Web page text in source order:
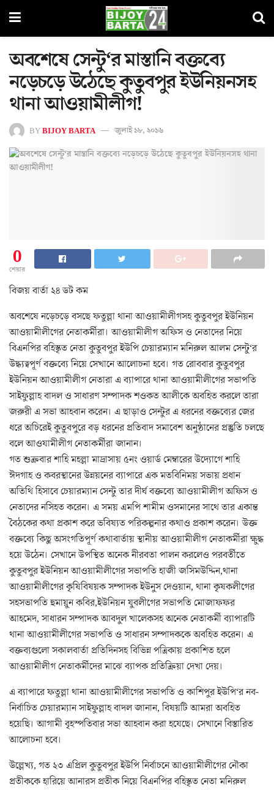
অবশেষে সেন্টু‘র মাস্তানি বক্তব্যে
নড়েচড়ে উঠেছে কুতুবপুর ইউনিয়নসহ
থানা আওয়ামীলীগ‌‍‍‌‌‌‌!
BYBIJOY BARTA জুলাই ১৮, ২০১৬
0
শেয়ার
বিজয় বার্তা ২৪ ডট কম
অবশেষে নড়েচড়ে বসছে ফতুল্লা থানা আওয়ামীলীগসহ কুতুবপুর ইউনিয়ন
আওয়ামীলীগের নেতাকর্মীরা। আওয়ামীলীগ অফিস ও নেতাদের নিয়ে
বিএনপির বহিস্কৃত নেতা কুতুবপুর ইউপি চেয়ারম্যান মনিরুল আলম সেন্টু‘র
উদ্ধ্যত্বপূর্ণ বক্তব্যে নিয়ে সেখানে আলোচনা হবে। গত রোববার কুতুবপুর
ইউনিয়ন আওয়ামীলীগ নেতারা এ ব্যাপারে থানা আওয়ামীলীগের সভাপতি
সাইফুল্লাহ বাদল ও সাধারণ সম্পাদক শওকত আলীকে অবহিত করলে তারা
জরুরী এ সভা আহবান করেন। এ ছাড়াও সেন্টুর এ ধরনের বক্তব্যের জের
ধরে অচিরেই কুতুবপুরে বড় ধরনের প্রতিবাদ সমাবেশ অনুষ্ঠানের প্রস্তুতি চলছে
বলে আওযামীলীগ নেতাকর্মীরা জানান।
গত শুক্রবার শাহি মহল্লা মাদ্রাসায় ৫নং ওয়ার্ড মেম্বারের উদ্যোগে শাহি
ঈদগাহ ও কবরস্থানের উন্নয়নের ব্যাপারে এক মতবিনিময় সভায় প্রধান
অতিথি হিসাবে চেয়ারম্যান সেন্টু তার দীর্ঘ বক্তব্যে আওয়ামীলীগ অফিস ও
নেতাদের নসিহত করেন। এ সময় এমপি শামীম ওসমানের সাথে তার একান্ত
বৈঠকের কথা প্রকাশ করে ভবিষ্যত পরিকল্পনার কথাও প্রকাশ করেন। উক্ত
বক্তব্যে কিছু অসংগতিপূর্ণ কথাবার্তায় স্থানীয় আওয়ামীলীগ নেতাকর্মীরা ক্ষুদ্ধ
হয়ে উঠেন। সেখানে উপস্থিত অনেক নীরবতা পালন করলেও পরবর্তীতে
কুতুবপুর ইউনিয়ন আওয়ামীলীগের সভাপতি হাজী জসিমউদ্দিন,থানা
আওয়ামীলীগের কৃষিবিষয়ক সম্পাদক ইউনুস দেওয়ান, থানা কৃষকলীগের
সহসভাপতি হুমায়ুন কবির,ইউনিয়ন যুবলীগের সভাপতি মোজাফফর
আহমেদ, সাধারন সম্পাদক আবদুল খালেকসহ অনেক নেতাকর্মী ব্যাপারটি
থানা আওয়ামীলীগের সভাপতি ও সাধারন সম্পাদককে অবহিত করেন। এ
বক্তব্যগুলো সকালবার্তা প্রতিদিনসহ বিভিন্ন পত্রিকায় প্রকাশিত হলে
আওয়ামীলীগ নেতাকর্মীদের মাঝে ব্যাপক প্রতিক্রিয়া দেখা দেয়।
এ ব্যাপারে ফতুল্লা থানা আওয়ামীলীগের সভাপতি ও কাশিপুর ইউপি‘র নব-
নির্বাচিত চেয়ারম্যান সাইফুল্লাহ বাদল জানান, বিষয়টি আমরা অবহিত
হয়েছি। আগামী বৃহস্পতিবার সভা আহবান করা হযেছে। সেখানে বিস্তারিত
আলোচনা হবে।
উল্লেখ্য, গত ২৩ এপ্রিল কুতুবপুর ইউপি নির্বাচনে আওয়ামীলীগের নৌকা
প্রতীককে হারিয়ে আনারস প্রতীক নিয়ে বিএনপির বহিস্কৃত নেতা মনিরুল